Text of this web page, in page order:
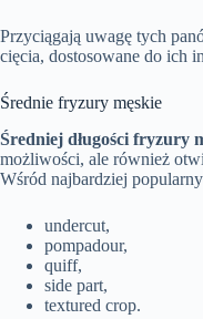
Przyciągają uwagę tych
cięcia, dostosowane do ich
Średnie fryzury męskie
Średniej długości fryzury
możliwości, ale również
Wśród najbardziej
undercut,
pompadour,
quiff,
side part,
textured crop.